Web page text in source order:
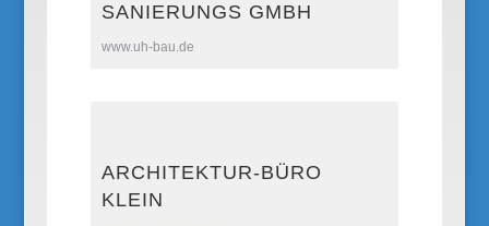
SANIERUNGS GMBH
www.uh-bau.de
ARCHITEKTUR-BÜRO
KLEIN